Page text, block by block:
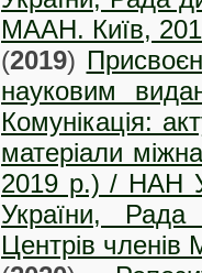
МААН. Київ,
(2019)
науковим
Комунікація:
матеріали
2019 р.) / НАН
України,
Центрів